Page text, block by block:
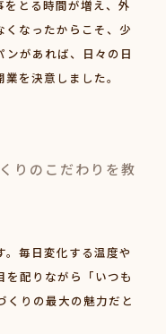
とる時間が増え、外
なったからこそ、少
ンがあれば、日々の日
を決意しました。
りのこだわりを教
毎日変化する温度や
配りながら「いつも
くりの最大の魅力だと